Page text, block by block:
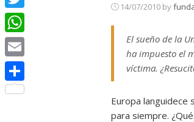
14/07/2010 by
El sueño de la
ha impuesto el
víctima.
Europa languidece
para siempre.
Twitter
WhatsApp
Email
Compartir